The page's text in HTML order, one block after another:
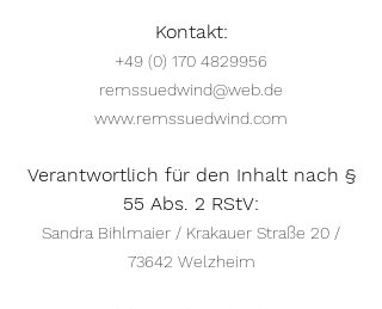
Kontakt:
+49 (0) 170 4829956
remssuedwind@web.de
www.remssuedwind.com
Verantwortlich für den Inhalt nach §
55 Abs. 2 RStV:
​Sandra Bihlmaier / Krakauer Straße 20 /
73642 Welzheim